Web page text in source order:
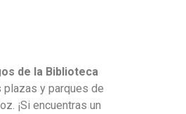
de la Biblioteca
y parques de
¡Si encuentras un